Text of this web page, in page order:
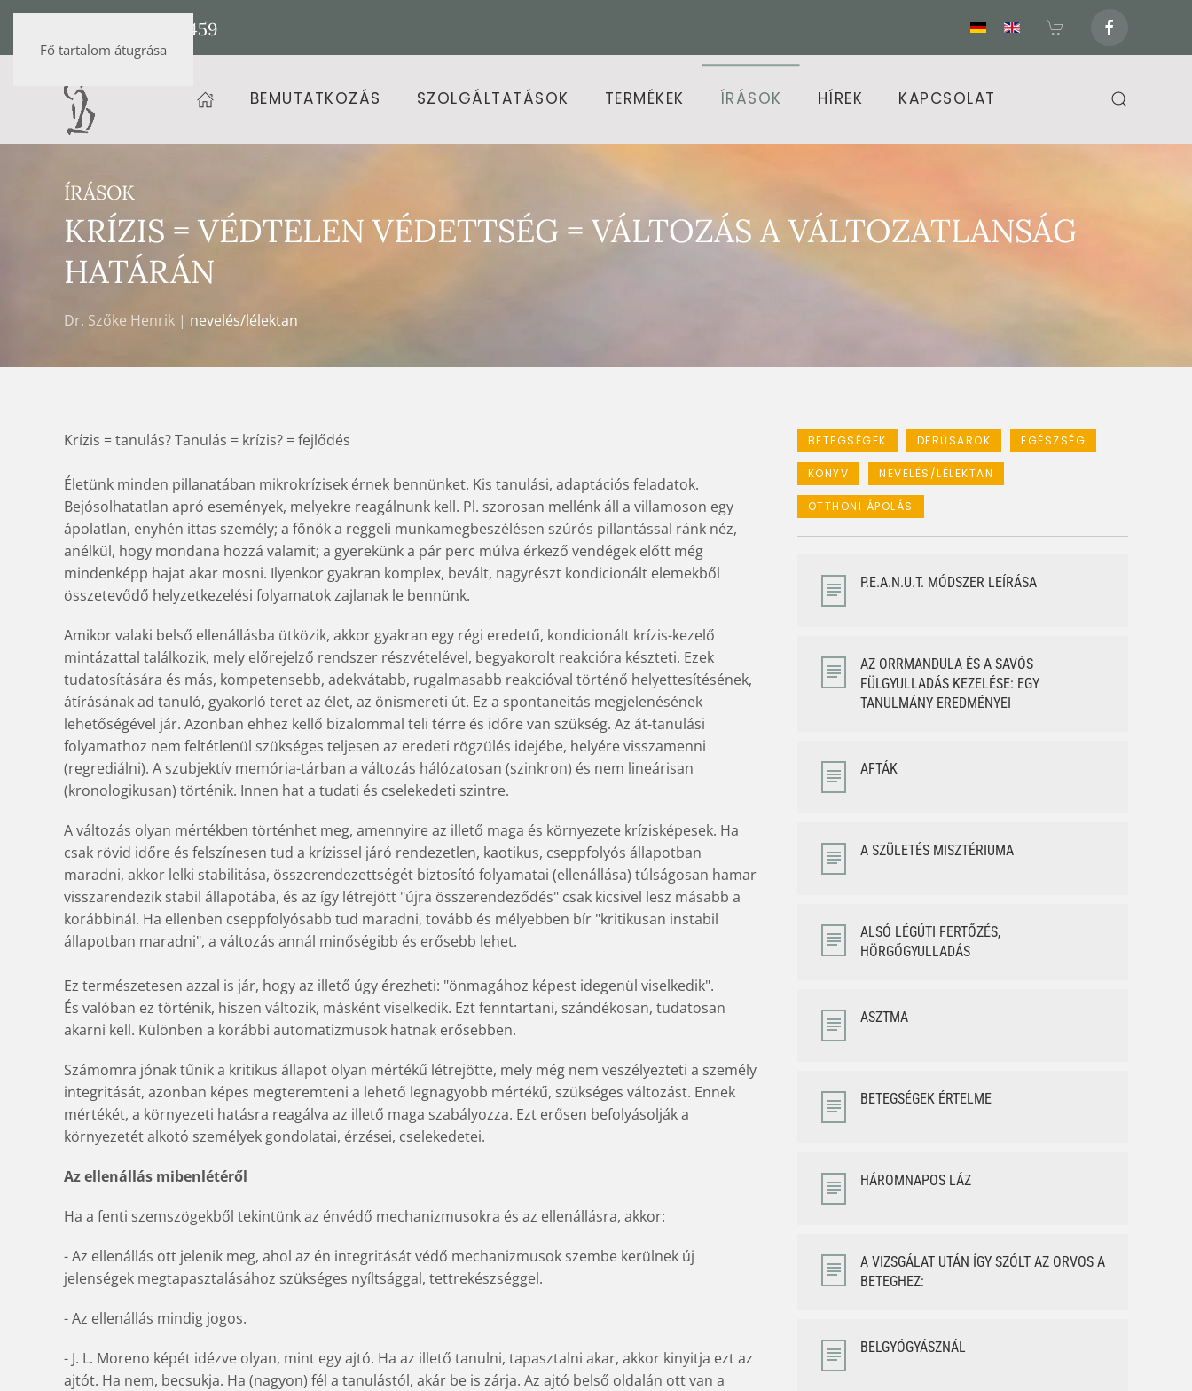
Fő tartalom átugrása
+36 20 472 9459
BEMUTATKOZÁS SZOLGÁLTATÁSOK TERMÉKEK ÍRÁSOK HÍREK KAPCSOLAT
ÍRÁSOK
KRÍZIS = VÉDTELEN VÉDETTSÉG = VÁLTOZÁS A VÁLTOZATLANSÁG
HATÁRÁN
Dr. Szőke Henrik | nevelés/lélektan
Krízis = tanulás? Tanulás = krízis? = fejlődés
Életünk minden pillanatában mikrokrízisek érnek bennünket. Kis tanulási, adaptációs feladatok.
Bejósolhatatlan apró események, melyekre reagálnunk kell. Pl. szorosan mellénk áll a villamoson egy
ápolatlan, enyhén ittas személy; a főnök a reggeli munkamegbeszélésen szúrós pillantással ránk néz,
anélkül, hogy mondana hozzá valamit; a gyerekünk a pár perc múlva érkező vendégek előtt még
mindenképp hajat akar mosni. Ilyenkor gyakran komplex, bevált, nagyrészt kondicionált elemekből
összetevődő helyzetkezelési folyamatok zajlanak le bennünk.
Amikor valaki belső ellenállásba ütközik, akkor gyakran egy régi eredetű, kondicionált krízis-kezelő
mintázattal találkozik, mely előrejelző rendszer részvételével, begyakorolt reakcióra készteti. Ezek
tudatosítására és más, kompetensebb, adekvátabb, rugalmasabb reakcióval történő helyettesítésének,
átírásának ad tanuló, gyakorló teret az élet, az önismereti út. Ez a spontaneitás megjelenésének
lehetőségével jár. Azonban ehhez kellő bizalommal teli térre és időre van szükség. Az át-tanulási
folyamathoz nem feltétlenül szükséges teljesen az eredeti rögzülés idejébe, helyére visszamenni
(regrediálni). A szubjektív memória-tárban a változás hálózatosan (szinkron) és nem lineárisan
(kronologikusan) történik. Innen hat a tudati és cselekedeti szintre.
A változás olyan mértékben történhet meg, amennyire az illető maga és környezete krízisképesek. Ha
csak rövid időre és felszínesen tud a krízissel járó rendezetlen, kaotikus, cseppfolyós állapotban
maradni, akkor lelki stabilitása, összerendezettségét biztosító folyamatai (ellenállása) túlságosan hamar
visszarendezik stabil állapotába, és az így létrejött "újra összerendeződés" csak kicsivel lesz másabb a
korábbinál. Ha ellenben cseppfolyósabb tud maradni, tovább és mélyebben bír "kritikusan instabil
állapotban maradni", a változás annál minőségibb és erősebb lehet.
Ez természetesen azzal is jár, hogy az illető úgy érezheti: "önmagához képest idegenül viselkedik".
És valóban ez történik, hiszen változik, másként viselkedik. Ezt fenntartani, szándékosan, tudatosan
akarni kell. Különben a korábbi automatizmusok hatnak erősebben.
Számomra jónak tűnik a kritikus állapot olyan mértékű létrejötte, mely még nem veszélyezteti a személy
integritását, azonban képes megteremteni a lehető legnagyobb mértékű, szükséges változást. Ennek
mértékét, a környezeti hatásra reagálva az illető maga szabályozza. Ezt erősen befolyásolják a
környezetét alkotó személyek gondolatai, érzései, cselekedetei.
Az ellenállás mibenlétéről
Ha a fenti szemszögekből tekintünk az énvédő mechanizmusokra és az ellenállásra, akkor:
- Az ellenállás ott jelenik meg, ahol az én integritását védő mechanizmusok szembe kerülnek új
jelenségek megtapasztalásához szükséges nyíltsággal, tettrekészséggel.
- Az ellenállás mindig jogos.
- J. L. Moreno képét idézve olyan, mint egy ajtó. Ha az illető tanulni, tapasztalni akar, akkor kinyitja ezt az
ajtót. Ha nem, becsukja. Ha (nagyon) fél a tanulástól, akár be is zárja. Az ajtó belső oldalán ott van a
BETEGSÉGEK DERŰSAROK EGÉSZSÉG
KÖNYV NEVELÉS/LÉLEKTAN
OTTHONI ÁPOLÁS
P.E.A.N.U.T. MÓDSZER LEÍRÁSA
AZ ORRMANDULA ÉS A SAVÓS
FÜLGYULLADÁS KEZELÉSE: EGY
TANULMÁNY EREDMÉNYEI
AFTÁK
A SZÜLETÉS MISZTÉRIUMA
ALSÓ LÉGÚTI FERTŐZÉS,
HÖRGŐGYULLADÁS
ASZTMA
BETEGSÉGEK ÉRTELME
HÁROMNAPOS LÁZ
A VIZSGÁLAT UTÁN ÍGY SZÓLT AZ ORVOS A
BETEGHEZ:
BELGYÓGYÁSZNÁL